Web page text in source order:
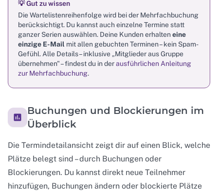
💡 Gut zu wissen
Die Wartelistenreihenfolge wird bei der Mehrfachbuchung
berücksichtigt. Du kannst auch einzelne Termine statt
ganzer Serien auswählen. Deine Kunden erhalteneine
einzige E-Mail mit allen gebuchten Terminen – kein Spam-
Gefühl. Alle Details – inklusive „Mitglieder aus Gruppe
übernehmen" – findest du in derausführlichen Anleitung
zur Mehrfachbuchung.
Buchungen und Blockierungen im
Überblick
Die Termindetailansicht zeigt dir auf einen Blick, welche
Plätze belegt sind – durch Buchungen oder
Blockierungen. Du kannst direkt neue Teilnehmer
hinzufügen, Buchungen ändern oder blockierte Plätze